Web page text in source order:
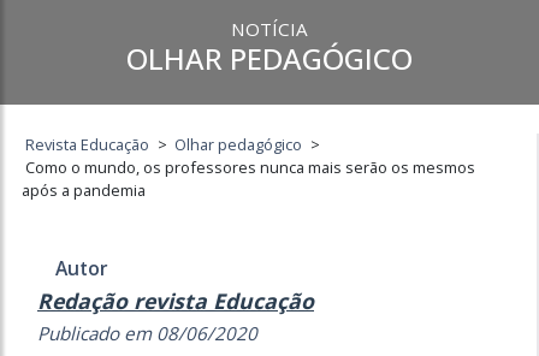
NOTÍCIA
OLHAR PEDAGÓGICO
Revista Educação > Olhar pedagógico >
Como o mundo, os professores nunca mais serão os mesmos
após a pandemia
Autor
Redação revista Educação
Publicado em 08/06/2020